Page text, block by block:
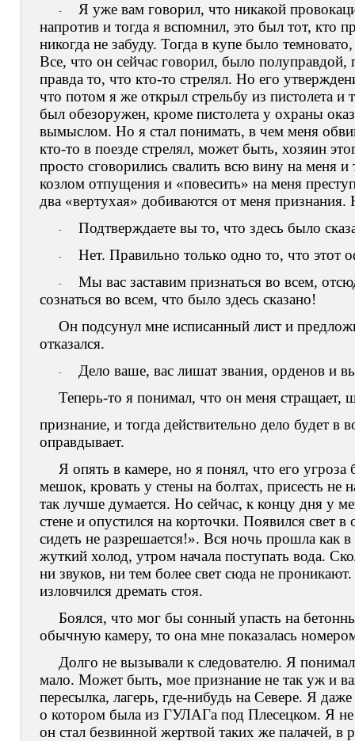
-
Я уже вам говорил, что никакой
напротив и тогда я вспомнил, это был тот, кто
никогда не забуду. Тогда в купе было
Все, что он сейчас говорил, было
правда то, что кто-то стрелял. Но его
что потом я же открыл стрельбу из пистолета и
был обезоружен, кроме пистолета у охраны
вымыслом. Но я стал понимать, в чем меня
кто-то в поезде стрелял, может быть, хозяин
просто сговорились свалить всю вину на меня
козлом отпущения и «повесить» на меня
два «вертухая» добиваются от меня
- Подтверждаете вы то, что здесь было
- Нет. Правильно только одно то, что этот
-
Мы вас заставим признаться во всем,
сознаться во всем, что было здесь сказано!
Он подсунул мне исписанный лист и
отказался.
-
Дело ваше, вас лишат звания, орденов и
Теперь-то я понимал, что он меня
признание, и тогда действительно дело будет в
оправдывает.
Я опять в камере, но я понял, что его
мешок, кровать у стены на болтах, присесть не
так лучше думается. Но сейчас, к концу дня у
стене и опустился на корточки. Появился свет
сидеть не разрешается!». Вся ночь прошла как
жуткий холод, утром начала поступать вода.
ни звуков, ни тем более свет сюда не
изловчился дремать стоя.
Боялся, что мог бы сонный упасть на
обычную камеру, то она мне показалась
Долго не вызывали к следователю. Я
мало. Может быть, мое признание не так уж и
пересылка, лагерь, где-нибудь на Севере. Я
о котором была из ГУЛАГа под Плесецком. Я не
он стал безвинной жертвой таких же палачей,